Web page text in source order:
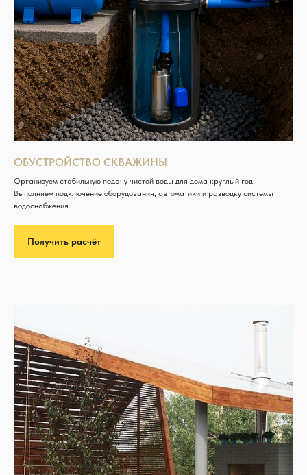
ОБУСТРОЙСТВО СКВАЖИНЫ
Организуем стабильную подачу чистой воды для дома круглый год.
Выполняем подключение оборудования, автоматики и разводку системы
водоснабжения.
Получить расчёт